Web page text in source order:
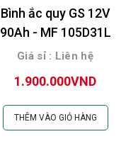
Bình ắc quy GS 12V
90Ah - MF 105D31L
Giá sỉ : Liên hệ
1.900.000VND
THÊM VÀO GIỎ HÀNG